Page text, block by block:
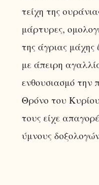
τείχη της
μάρτυρες,
της άγριας
με άπειρη
ενθουσιασμό
Θρόνο του
τους είχε
ύμνους